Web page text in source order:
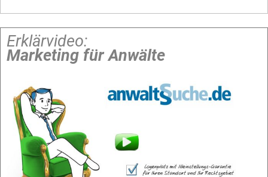
Erklärvideo:
Marketing für Anwälte